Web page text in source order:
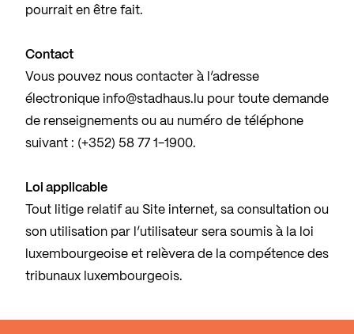
pourrait en être fait.
Contact
Vous pouvez nous contacter à l’adresse
électronique info@stadhaus.lu pour toute demande
de renseignements ou au numéro de téléphone
suivant : (+352) 58 77 1-1900.
Loi applicable
Tout litige relatif au Site internet, sa consultation ou
son utilisation par l’utilisateur sera soumis à la loi
luxembourgeoise et relèvera de la compétence des
tribunaux luxembourgeois.